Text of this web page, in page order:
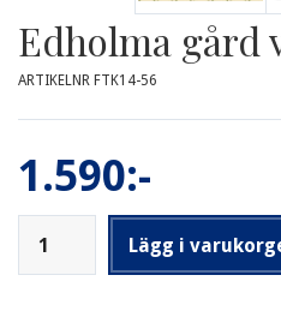
Edholma gård
ARTIKELNR FTK14-56
1.590:-
Lägg i